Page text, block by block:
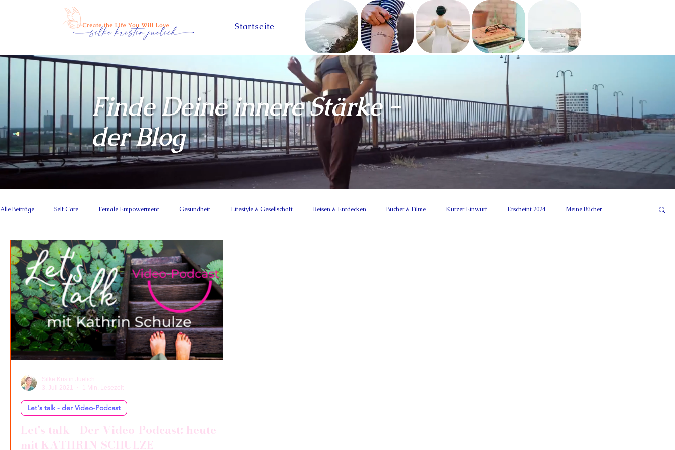
Startseite
Finde Deine innere Stärke -
der Blog
Alle Beiträge Self Care Female Empowerment Gesundheit Lifestyle & Gesellschaft Reisen & Entdecken Bücher & Filme Kurzer Einwurf Erscheint 2024 Meine Bücher
Let's talk - der Video-Podcast Persönlichliches
Let's talk - Der Video-Podcast: heute
mit KATHRIN SCHULZE
Let's talk - der Video-Podcast
Silke Kristin Juelich
3. Juli 2021
1 Min. Lesezeit